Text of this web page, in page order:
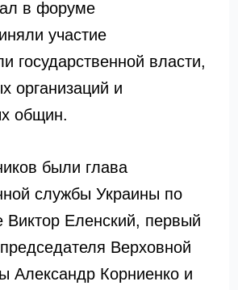
в форуме
участие
государственной власти,
организаций и
общин.
были глава
службы Украины по
Виктор Еленский, первый
Верховной
Александр Корниенко и